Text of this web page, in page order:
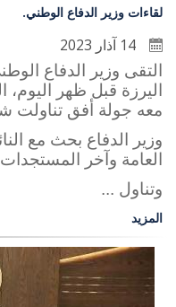
لقاءات وزير الدفاع الوطني.
التقى وزير الدفاع
اليرزة قبل ظهر
معه جولة أفق تناولت
وزير الدفاع بحث مع
العامة وآخر المستجدات
وتناول ...
المزيد